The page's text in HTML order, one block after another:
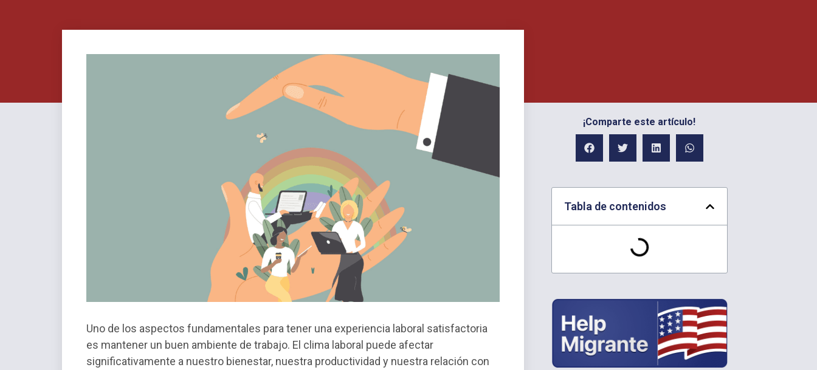
Uno de los aspectos fundamentales para tener una experiencia laboral satisfactoria
es mantener un buen ambiente de trabajo. El clima laboral puede afectar
significativamente a nuestro bienestar, nuestra productividad y nuestra relación con
¡Comparte este artículo!
Tabla de contenidos